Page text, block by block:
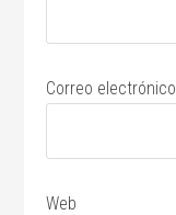
Correo
Web